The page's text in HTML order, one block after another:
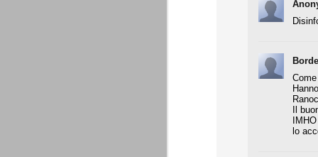
Il
lo
A noi francamente interessa assai
ascolani e tifosi teramani. E' perfino